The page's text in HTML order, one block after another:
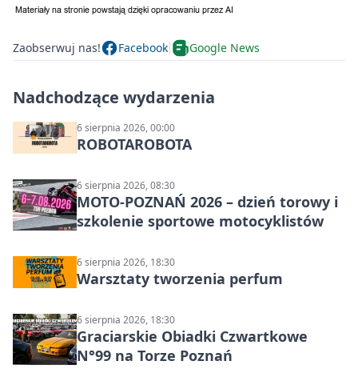
Zaobserwuj nas! Facebook Google News
Nadchodzące wydarzenia
6 sierpnia 2026, 00:00
ROBOTAROBOTA
6 sierpnia 2026, 08:30
MOTO-POZNAŃ 2026 – dzień torowy i
szkolenie sportowe motocyklistów
6 sierpnia 2026, 18:30
Warsztaty tworzenia perfum
6 sierpnia 2026, 18:30
Graciarskie Obiadki Czwartkowe
N°99 na Torze Poznań